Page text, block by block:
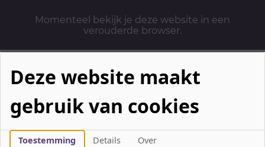
Momenteel bekijk je deze website in een
verouderde browser.
Mbo-opleidingen
Werken & Leren
Deze website maakt
gebruik van cookies
Toestemming Details Over